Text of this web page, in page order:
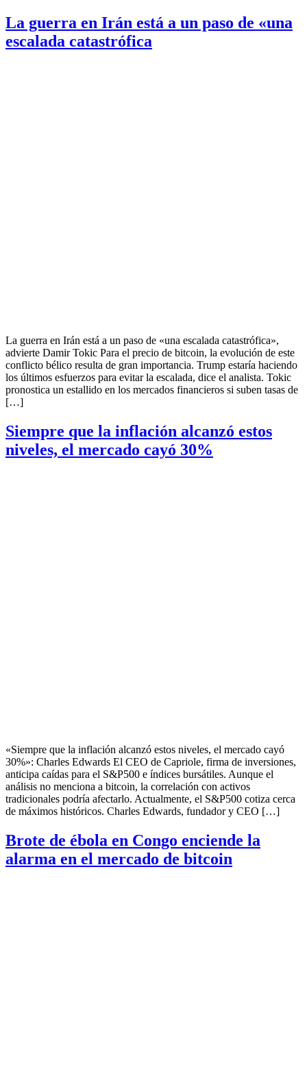
La guerra en Irán está a un paso de «una
escalada catastrófica
La guerra en Irán está a un paso de «una escalada catastrófica»,
advierte Damir Tokic Para el precio de bitcoin, la evolución de este
conflicto bélico resulta de gran importancia. Trump estaría haciendo
los últimos esfuerzos para evitar la escalada, dice el analista. Tokic
pronostica un estallido en los mercados financieros si suben tasas de
[…]
Siempre que la inflación alcanzó estos
niveles, el mercado cayó 30%
«Siempre que la inflación alcanzó estos niveles, el mercado cayó
30%»: Charles Edwards El CEO de Capriole, firma de inversiones,
anticipa caídas para el S&P500 e índices bursátiles. Aunque el
análisis no menciona a bitcoin, la correlación con activos
tradicionales podría afectarlo. Actualmente, el S&P500 cotiza cerca
de máximos históricos. Charles Edwards, fundador y CEO […]
Brote de ébola en Congo enciende la
alarma en el mercado de bitcoin